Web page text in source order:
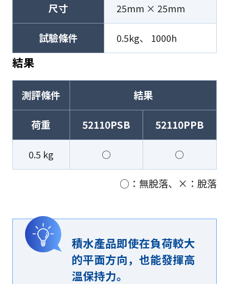
尺寸 25mm × 25mm
試驗條件 0.5kg、 1000h
結果
測評條件 結果
荷重 52110PSB 52110PPB
0.5 kg ○ ○
○：無脫落、×：脫落
積水產品即使在負荷較大
的平面方向，也能發揮高
溫保持力。